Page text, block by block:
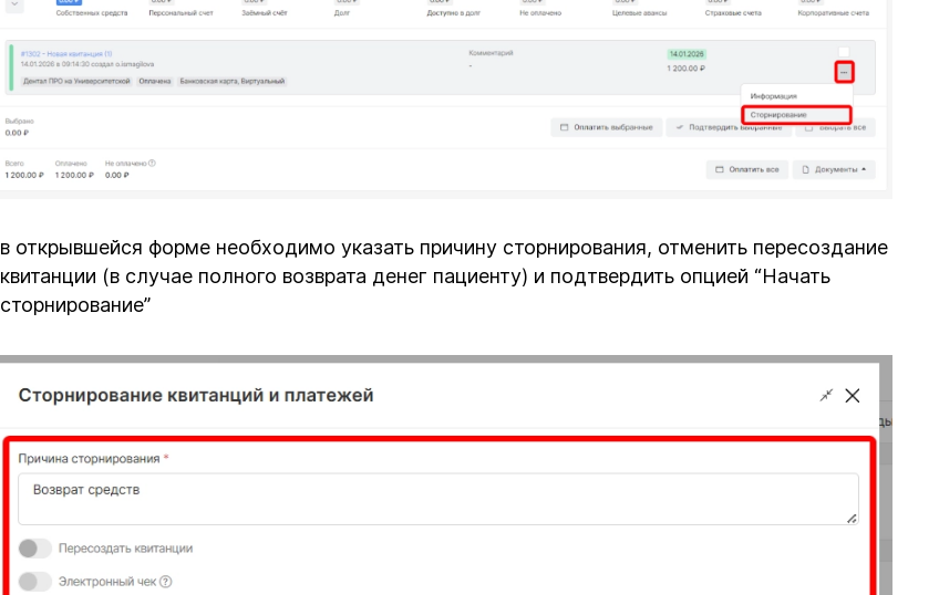
в открывшейся форме необходимо указать причину сторнирования, отменить пересоздание
квитанции (в случае полного возврата денег пациенту) и подтвердить опцией “Начать
сторнирование”